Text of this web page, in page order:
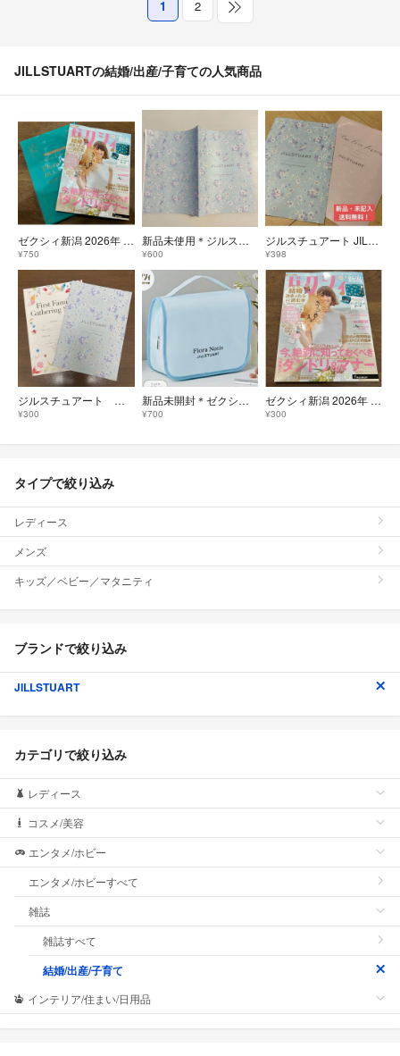
1 2
JILLSTUARTの結婚/出産/子育ての人気商品
ゼクシィ新潟 2026年 09月号 [雑誌] JILLSTUART ゼクシィ9月号 ゼクシィ 付録のみ ジルスチュアート
¥750
新品未使用＊ジルスチュアート JILL STUART 婚姻届 ゼクシィ付録
¥600
ジルスチュアート JILLSTUART 婚姻届 2枚セット ウェディング 結婚
¥398
ジルスチュアート 婚姻届&顔合わせ用シート
¥300
新品未開封＊ゼクシィ 2025年9月JILLSTUART コスメポーチ
¥700
ゼクシィ新潟 2026年 09月号 [雑誌] ゼクシィ9月号 ゼクシィ新潟 ゼクシィ 9月号
¥300
タイプで絞り込み
レディース
メンズ
キッズ／ベビー／マタニティ
ブランドで絞り込み
JILLSTUART
カテゴリで絞り込み
レディース
コスメ/美容
エンタメ/ホビー
エンタメ/ホビーすべて
雑誌
雑誌すべて
結婚/出産/子育て
インテリア/住まい/日用品